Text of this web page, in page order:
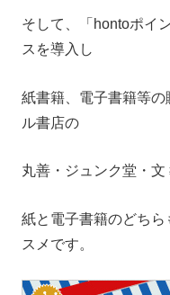
そして、「hontoポイ
スを導入し
紙書籍、電子書籍等
ル書店の
丸善・ジュンク堂・文
紙と電子書籍のどち
スメです。